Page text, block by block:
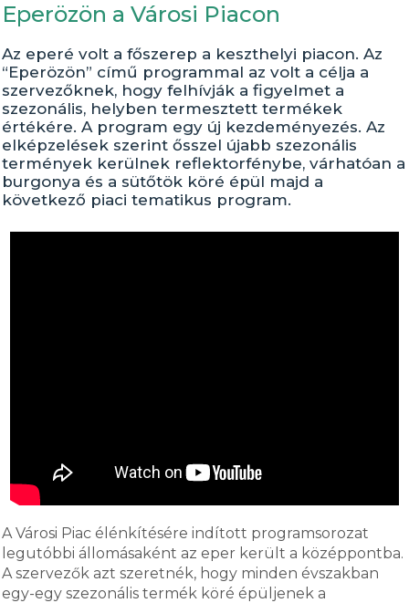
Eperözön a Városi Piacon
Az eperé volt a főszerep a keszthelyi piacon. Az
“Eperözön” című programmal az volt a célja a
szervezőknek, hogy felhívják a figyelmet a
szezonális, helyben termesztett termékek
értékére. A program egy új kezdeményezés. Az
elképzelések szerint ősszel újabb szezonális
termények kerülnek reflektorfénybe, várhatóan a
burgonya és a sütőtök köré épül majd a
következő piaci tematikus program.
A Városi Piac élénkítésére indított programsorozat
legutóbbi állomásaként az eper került a középpontba.
A szervezők azt szeretnék, hogy minden évszakban
egy-egy szezonális termék köré épüljenek a